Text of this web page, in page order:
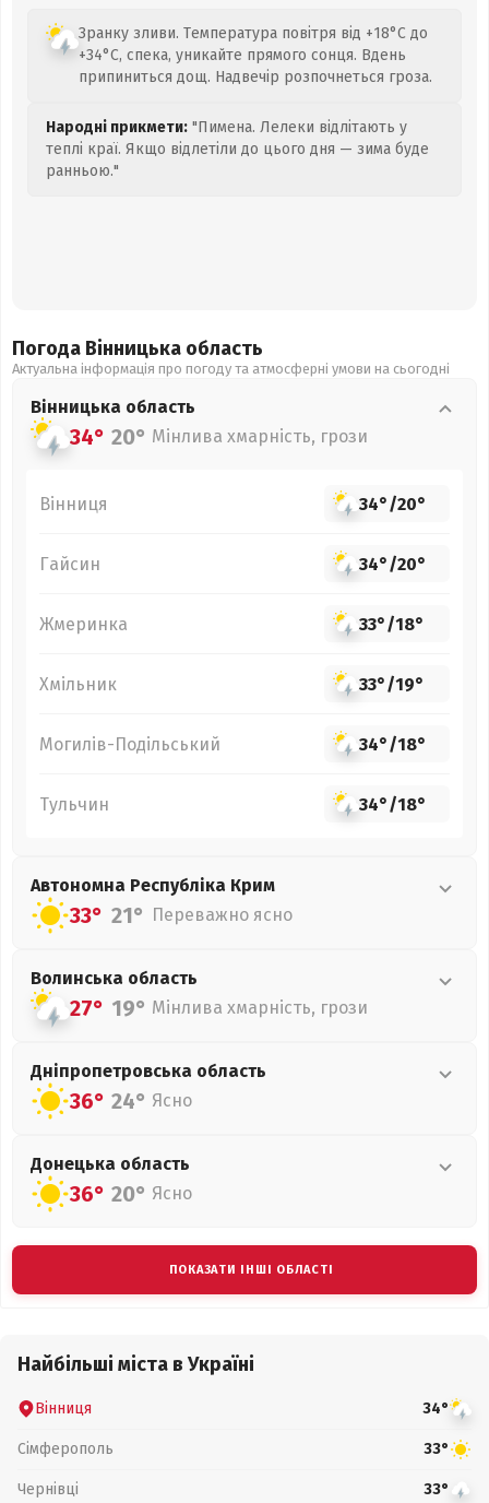
Зранку зливи. Температура повітря від +18°C до
+34°C, спека, уникайте прямого сонця. Вдень
припиниться дощ. Надвечір розпочнеться гроза.
Народні прикмети: "Пимена. Лелеки відлітають у
теплі краї. Якщо відлетіли до цього дня — зима буде
ранньою."
Погода Вінницька область
Актуальна інформація про погоду та атмосферні умови на сьогодні
Вінницька область
34° 20° Мінлива хмарність, грози
Вінниця 34°/20°
Гайсин 34°/20°
Жмеринка 33°/18°
Хмільник 33°/19°
Могилів-Подільський 34°/18°
Тульчин 34°/18°
Автономна Республіка Крим
33° 21° Переважно ясно
Волинська область
27° 19° Мінлива хмарність, грози
Дніпропетровська область
36° 24° Ясно
Донецька область
36° 20° Ясно
ПОКАЗАТИ ІНШІ ОБЛАСТІ
Найбільші міста в Україні
Вінниця 34°
Сімферополь 33°
Чернівці 33°